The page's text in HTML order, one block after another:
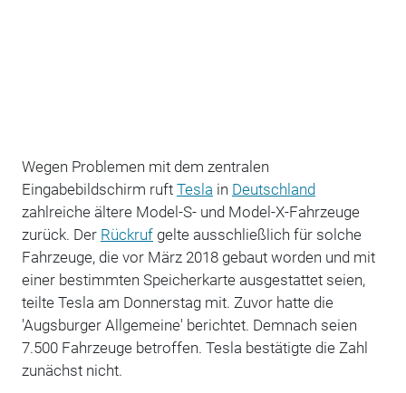
Wegen Problemen mit dem zentralen
Eingabebildschirm ruft Tesla in Deutschland
zahlreiche ältere Model-S- und Model-X-Fahrzeuge
zurück. Der Rückrufgelte ausschließlich für solche
Fahrzeuge, die vor März 2018 gebaut worden und mit
einer bestimmten Speicherkarte ausgestattet seien,
teilte Tesla am Donnerstag mit. Zuvor hatte die
'Augsburger Allgemeine' berichtet. Demnach seien
7.500 Fahrzeuge betroffen. Tesla bestätigte die Zahl
zunächst nicht.